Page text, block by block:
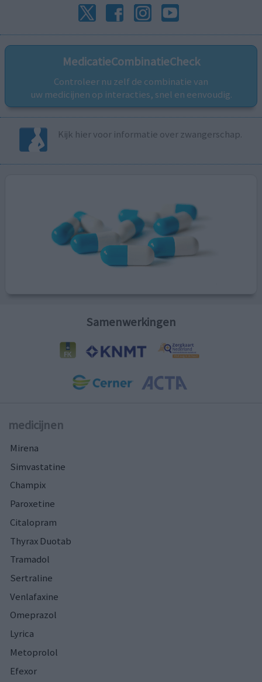
MedicatieCombinatieCheck
Controleer nu zelf de combinatie van
uw medicijnen op interacties, snel en eenvoudig.
Kijk hier voor informatie over zwangerschap.
Samenwerkingen
medicijnen
Mirena
Simvastatine
Champix
Paroxetine
Citalopram
Thyrax Duotab
Tramadol
Sertraline
Venlafaxine
Omeprazol
Lyrica
Metoprolol
Efexor